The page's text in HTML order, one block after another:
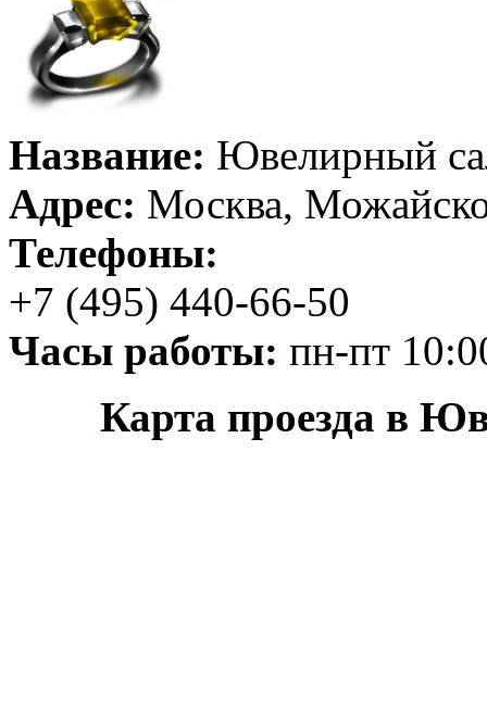
Название: Ювелирный
Адрес: Москва,
Телефоны:
+7 (495) 440-66-50
Часы работы: пн-пт
Карта проезда в